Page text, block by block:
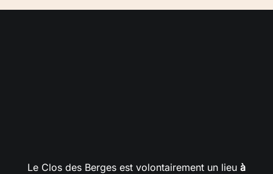
Le Clos des Berges est volontairement un lieuà